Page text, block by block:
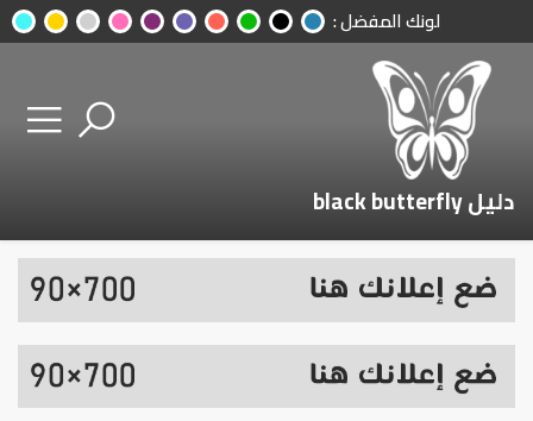
لونك المفضل :
دليل black butterfly